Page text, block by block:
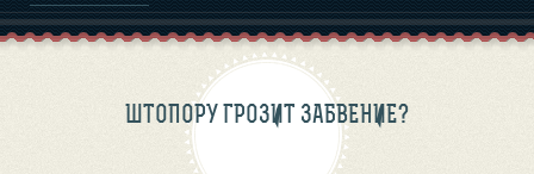
ШТОПОРУ ГРОЗИТ ЗАБВЕНИЕ?